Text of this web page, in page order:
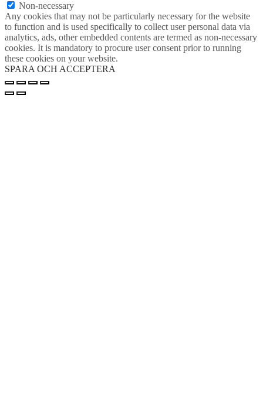
Non-necessary
Any cookies that may not be particularly necessary for the website
to function and is used specifically to collect user personal data via
analytics, ads, other embedded contents are termed as non-necessary
cookies. It is mandatory to procure user consent prior to running
these cookies on your website.
SPARA OCH ACCEPTERA